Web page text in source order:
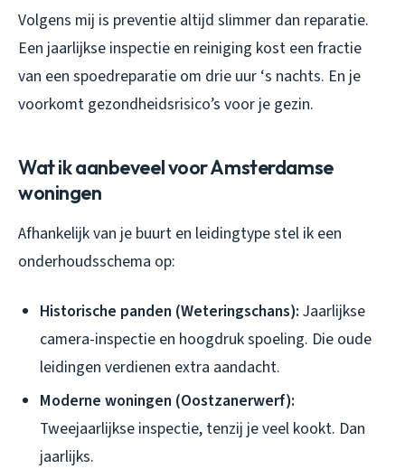
Volgens mij is preventie altijd slimmer dan reparatie.
Een jaarlijkse inspectie en reiniging kost een fractie
van een spoedreparatie om drie uur ‘s nachts. En je
voorkomt gezondheidsrisico’s voor je gezin.
Wat ik aanbeveel voor Amsterdamse
woningen
Afhankelijk van je buurt en leidingtype stel ik een
onderhoudsschema op:
Historische panden (Weteringschans): Jaarlijkse
camera-inspectie en hoogdruk spoeling. Die oude
leidingen verdienen extra aandacht.
Moderne woningen (Oostzanerwerf):
Tweejaarlijkse inspectie, tenzij je veel kookt. Dan
jaarlijks.